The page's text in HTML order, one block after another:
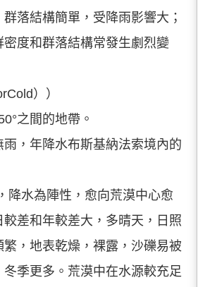
落結構簡單，受降雨影響大；
度和群落結構常發生劇烈變
））
之間的地帶。
，年降水布斯基納法索境內的
降水為陣性，愈向荒漠中心愈
差和年較差大，多晴天，日照
，地表乾燥，裸露，沙礫易被
季更多。荒漠中在水源較充足